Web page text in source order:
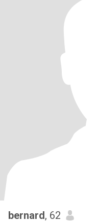
bernard, 62